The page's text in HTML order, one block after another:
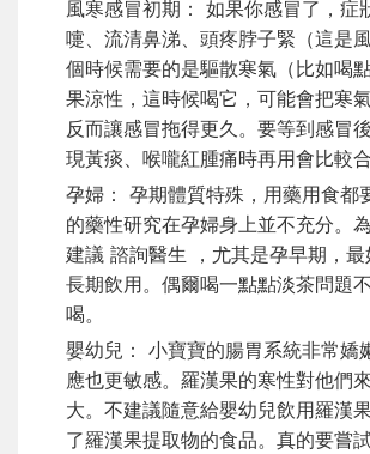
風寒感冒初期： 如果你感冒了，症
嚏、流清鼻涕、頭疼脖子緊（這是
個時候需要的是驅散寒氣（比如喝
果涼性，這時候喝它，可能會把寒
反而讓感冒拖得更久。要等到感冒
現黃痰、喉嚨紅腫痛時再用會比較合
孕婦： 孕期體質特殊，用藥用食都
的藥性研究在孕婦身上並不充分。
建議 諮詢醫生 ，尤其是孕早期，
長期飲用。偶爾喝一點點淡茶問題
喝。
嬰幼兒： 小寶寶的腸胃系統非常嬌
應也更敏感。羅漢果的寒性對他們
大。不建議隨意給嬰幼兒飲用羅漢
了羅漢果提取物的食品。真的要嘗